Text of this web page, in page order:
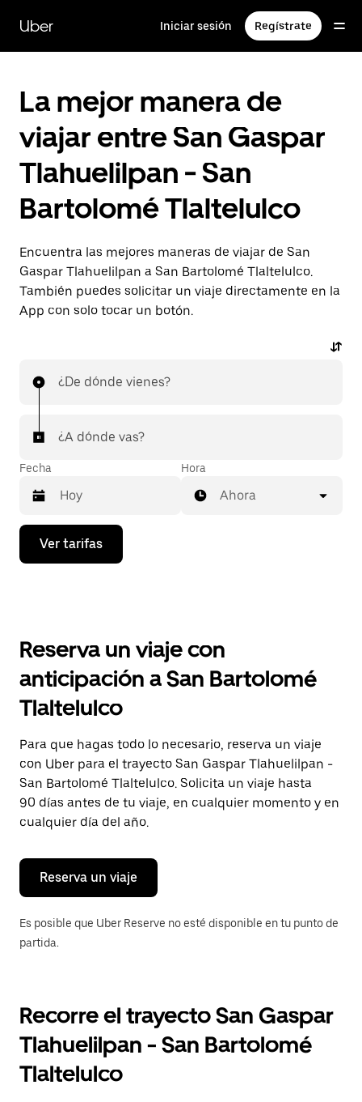
contenido
principal
Uber Iniciar sesión Regístrate
La mejor manera de
viajar entre San Gaspar
Tlahuelilpan - San
Bartolomé Tlaltelulco
Encuentra las mejores maneras de viajar de San
Gaspar Tlahuelilpan a San Bartolomé Tlaltelulco.
También puedes solicitar un viaje directamente en la
App con solo tocar un botón.
¿De dónde vienes?
¿A dónde vas?
Fecha
Presiona
flecha
el
y
selecciona
una
Presiona
la
tecla Esc
para
cerrar
el
calendario.
Hora
Ahora
Ver tarifas
Reserva un viaje con
anticipación a San Bartolomé
Tlaltelulco
Para que hagas todo lo necesario, reserva un viaje
con Uber para el trayecto San Gaspar Tlahuelilpan -
San Bartolomé Tlaltelulco. Solicita un viaje hasta
90 días antes de tu viaje, en cualquier momento y en
cualquier día del año.
Reserva un viaje
Es posible que Uber Reserve no esté disponible en tu punto de
partida.
Recorre el trayecto San Gaspar
Tlahuelilpan - San Bartolomé
Tlaltelulco